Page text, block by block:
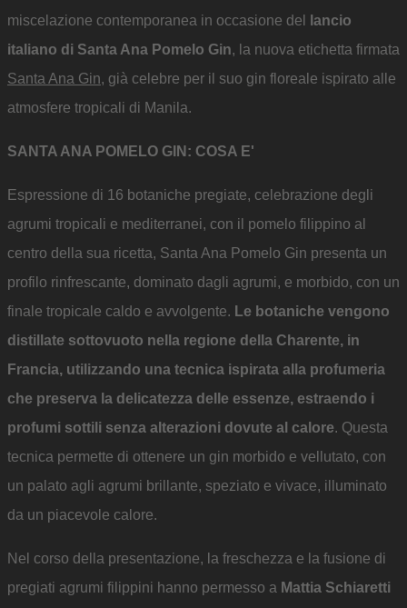
miscelazione contemporanea in occasione del
lancio
italiano di Santa Ana Pomelo Gin, la nuova etichetta firmata
Santa Ana Gin, già celebre per il suo gin floreale ispirato alle
atmosfere tropicali di Manila.
SANTA ANA POMELO GIN: COSA E'
Espressione di 16 botaniche pregiate, celebrazione degli
agrumi tropicali e mediterranei, con il pomelo filippino al
centro della sua ricetta, Santa Ana Pomelo Gin presenta un
profilo rinfrescante, dominato dagli agrumi, e morbido, con un
finale tropicale caldo e avvolgente. Le botaniche vengono
distillate sottovuoto nella regione della Charente, in
Francia, utilizzando una tecnica ispirata alla profumeria
che preserva la delicatezza delle essenze, estraendo i
profumi sottili senza alterazioni dovute al calore. Questa
tecnica permette di ottenere un gin morbido e vellutato, con
un palato agli agrumi brillante, speziato e vivace, illuminato
da un piacevole calore.
Nel corso della presentazione, la freschezza e la fusione di
pregiati agrumi filippini hanno permesso a Mattia Schiaretti